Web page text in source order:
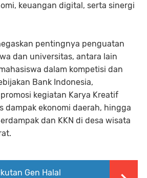
keuangan digital, serta sinergi
pentingnya penguatan
dan universitas, antara lain
dalam kompetisi dan
Bank Indonesia,
kegiatan Karya Kreatif
dampak ekonomi daerah, hingga
dan KKN di desa wisata
Gen Halal